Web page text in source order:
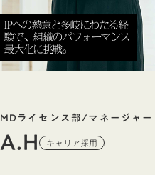
IPへの熱意と多岐にわたる経
験で、組織のパフォーマンス
最大化に挑戦。
MDライセンス部/マネージャー
A.H キャリア採用